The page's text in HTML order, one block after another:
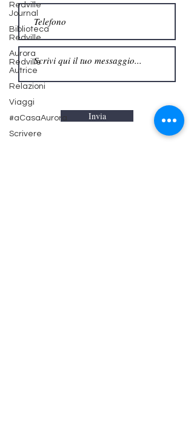
Redville
Journal
Biblioteca
Redville
Aurora
Redville
Autrice
Relazioni
Viaggi
#aCasaAurora
Scrivere